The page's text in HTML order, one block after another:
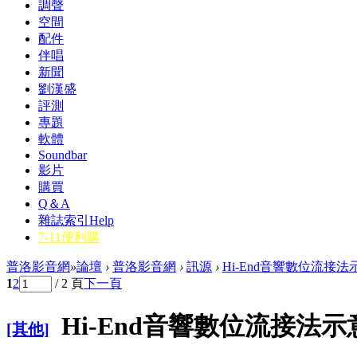
調聲
空間
配件
伴唱
新聞
劉漢盛
評測
專題
軟體
Soundbar
影片
購買
Q＆A
雜誌索引 Help
7-11便利購
普洛影音網»論壇 › 普洛影音網 › 訊源 › Hi-End音響數位流接法
12 / 2 頁下一頁
[其他] Hi-End音響數位流接法示